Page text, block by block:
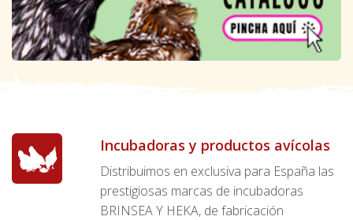
Incubadoras y productos avícolas
Distribuimos en exclusiva para España las
prestigiosas marcas de incubadoras
BRINSEA Y HEKA, de fabricación